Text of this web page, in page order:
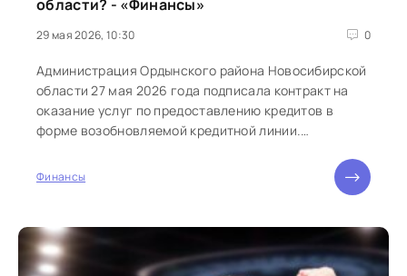
области? - «Финансы»
29 мая 2026, 10:30 0
Администрация Ордынского района Новосибирской
области 27 мая 2026 года подписала контракт на
оказание услуг по предоставлению кредитов в
форме возобновляемой кредитной линии.
Финансы